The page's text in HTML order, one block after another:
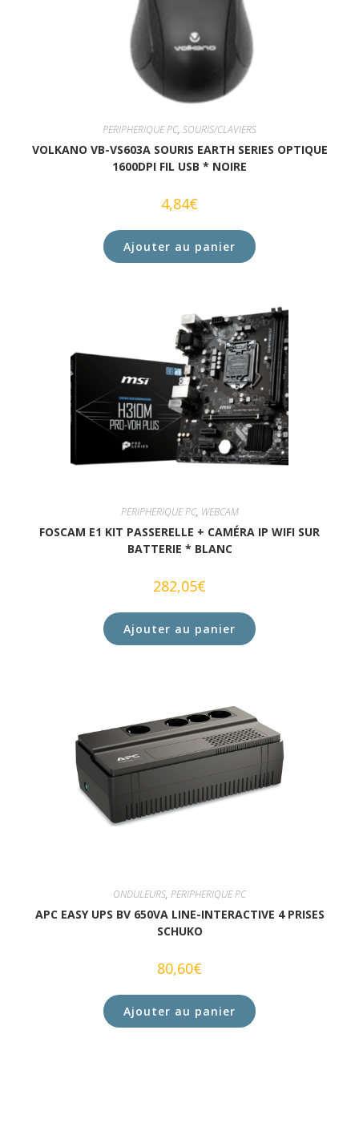
PERIPHERIQUE PC, SOURIS/CLAVIERS
VOLKANO VB-VS603A SOURIS EARTH SERIES OPTIQUE
1600DPI FIL USB * NOIRE
4,84€
Ajouter au panier
PERIPHERIQUE PC, WEBCAM
FOSCAM E1 KIT PASSERELLE + CAMÉRA IP WIFI SUR
BATTERIE * BLANC
282,05€
Ajouter au panier
ONDULEURS, PERIPHERIQUE PC
APC EASY UPS BV 650VA LINE-INTERACTIVE 4 PRISES
SCHUKO
80,60€
Ajouter au panier